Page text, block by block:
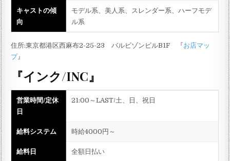
キャストの傾
向
モデル系、美人系、スレンダー系、ハーフモデ
ル系
住所:東京都港区西麻布2-25-23 バルビゾンビルB1F 『お店マッ
プ』
『インク/INC』
営業時間/定休
日
21:00～LAST/土、日、祝日
給料システム 時給4000円～
給料日 全額日払い